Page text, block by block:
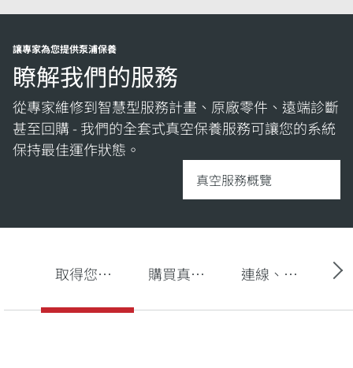
讓專家為您提供泵浦保養
瞭解我們的服務
從專家維修到智慧型服務計畫、原廠零件、遠端診斷
甚至回購 - 我們的全套式真空保養服務可讓您的系統
保持最佳運作狀態。
真空服務概覽
取得您的真空泵浦服務 購買真空泵浦油、備用零件和套件 連線、監控和偵測